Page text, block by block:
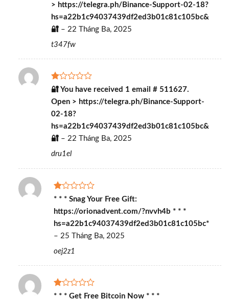
hạng
1
sao
> https://telegra.ph/Binance-Support-02-18?
hs=a22b1c94037439df2ed3b01c81c105bc&
🔐 – 22 Tháng Ba, 2025
t347fw
Được
hạng
1
sao
🔐 You have received 1 email # 511627.
Open > https://telegra.ph/Binance-Support-
02-18?
hs=a22b1c94037439df2ed3b01c81c105bc&
🔐 – 22 Tháng Ba, 2025
dru1el
Được
hạng
1
sao
* * * Snag Your Free Gift:
https://orionadvent.com/?nvvh4b * * *
hs=a22b1c94037439df2ed3b01c81c105bc*
– 25 Tháng Ba, 2025
oej2z1
Được
* * * Get Free Bitcoin Now * * *